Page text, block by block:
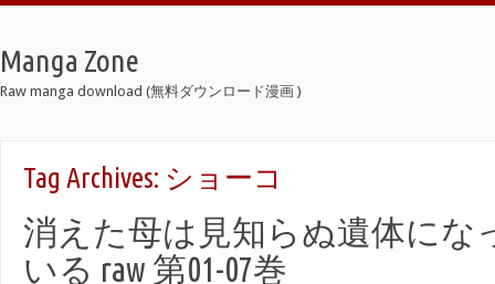
Manga Zone
Raw manga download (無料ダウンロード漫画 )
Tag Archives: ショーコ
消えた母は見知らぬ遺体にな
いる raw 第01-07巻